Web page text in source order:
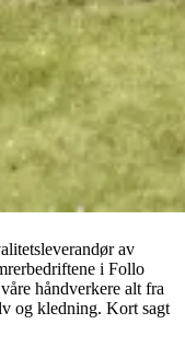
av
i Follo
håndverkere alt fra
og kledning. Kort sagt